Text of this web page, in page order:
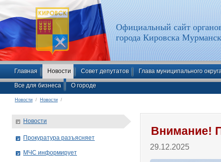
Официальный сайт
города Кировска
Главная Новости Совет депутатов Глава муниципального
Все для бизнеса О городе
Новости / Новости /
Внимание!
29.12.2025
Новости
Прокуратура разъясняет
МЧС информирует